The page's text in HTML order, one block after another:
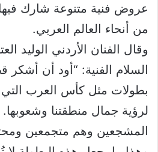
من أنحاء العالم العربي.
وقال الفنان الأردني الوليد
السلام الفنية: “أود أن
بطولات مثل كأس العرب التي
لرؤية جمال منطقتنا وشعوبها.
المشجعين وهم متجمعين